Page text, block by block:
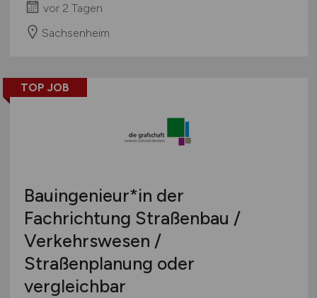
vor 2 Tagen
Sachsenheim
TOP JOB
Bauingenieur*in der
Fachrichtung Straßenbau /
Verkehrswesen /
Straßenplanung oder
vergleichbar